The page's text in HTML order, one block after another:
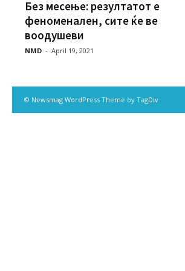
Без месење: резултатот е
феноменален, сите ќе ве
воодушеви
NMD - April 19, 2021
© Newsmag WordPress Theme by TagDiv